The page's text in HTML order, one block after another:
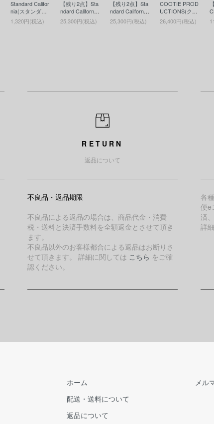
Standard Califor
nia(スタンダー
ドカリフォルニ
ア) SD Coin Ca
1,320円(税込)
【残り2点】Sta
ndard California
(スタンダード
カリフォルニ
25,300円(税込)
【残り2点】Sta
ndard California
(スタンダード
カリフォルニ
25,300円(税込)
COOTIE PROD
UCTIONS(クー
ティー)Nylon O
x Waist Bag(ウ
26,400円(税込)
RETURN
返品について
不良品・返品期限
不良品による返品の場合は、商品代金・消費
税・送料と決済手数料を全額返金とさせて頂き
ます。
不良品以外のお客様都合による返品はお断りさ
せて頂きます。 詳細に関しては こちら をご確
認ください。
各
便e
済
詳
ホーム
配送・送料について
返品について
メル